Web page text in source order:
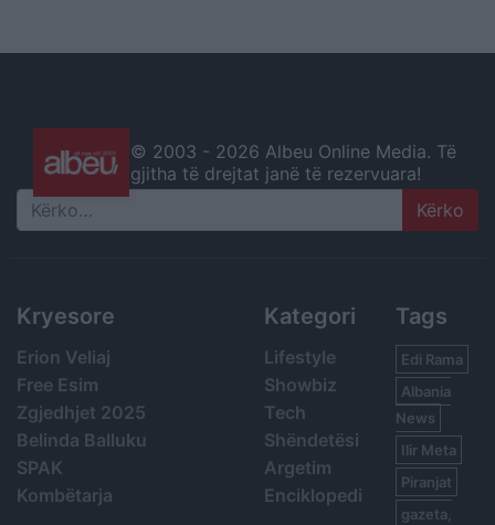
© 2003 - 2026 Albeu Online Media. Të
gjitha të drejtat janë të rezervuara!
Search
Kryesore
Erion Veliaj
Free Esim
Zgjedhjet 2025
Belinda Balluku
SPAK
Kombëtarja
Kategori
Lifestyle
Showbiz
Tech
Shëndetësi
Argetim
Enciklopedi
Tags
Edi Rama
Albania
News
Ilir Meta
Piranjat
gazeta,